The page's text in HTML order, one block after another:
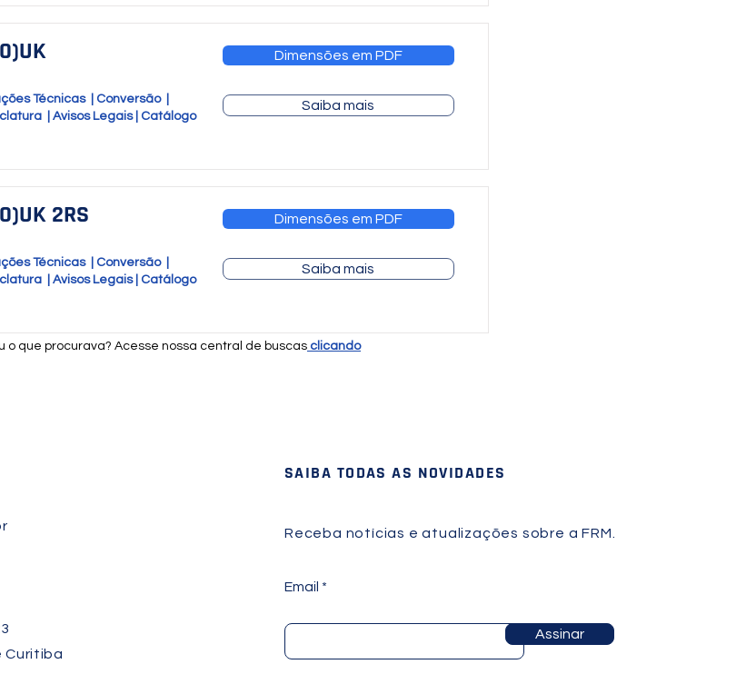
Técnicas Conversão
Avisos Legais Catálogo
Dimensões em PDF
Saiba mais
2RS
Técnicas Conversão
Avisos Legais Catálogo
Dimensões em PDF
Saiba mais
o que procurava? Acesse nossa central de buscas clicando
Curitiba
SAIBA TODAS AS NOVIDADES
Receba notícias e atualizações sobre a FRM.
Email
Assinar